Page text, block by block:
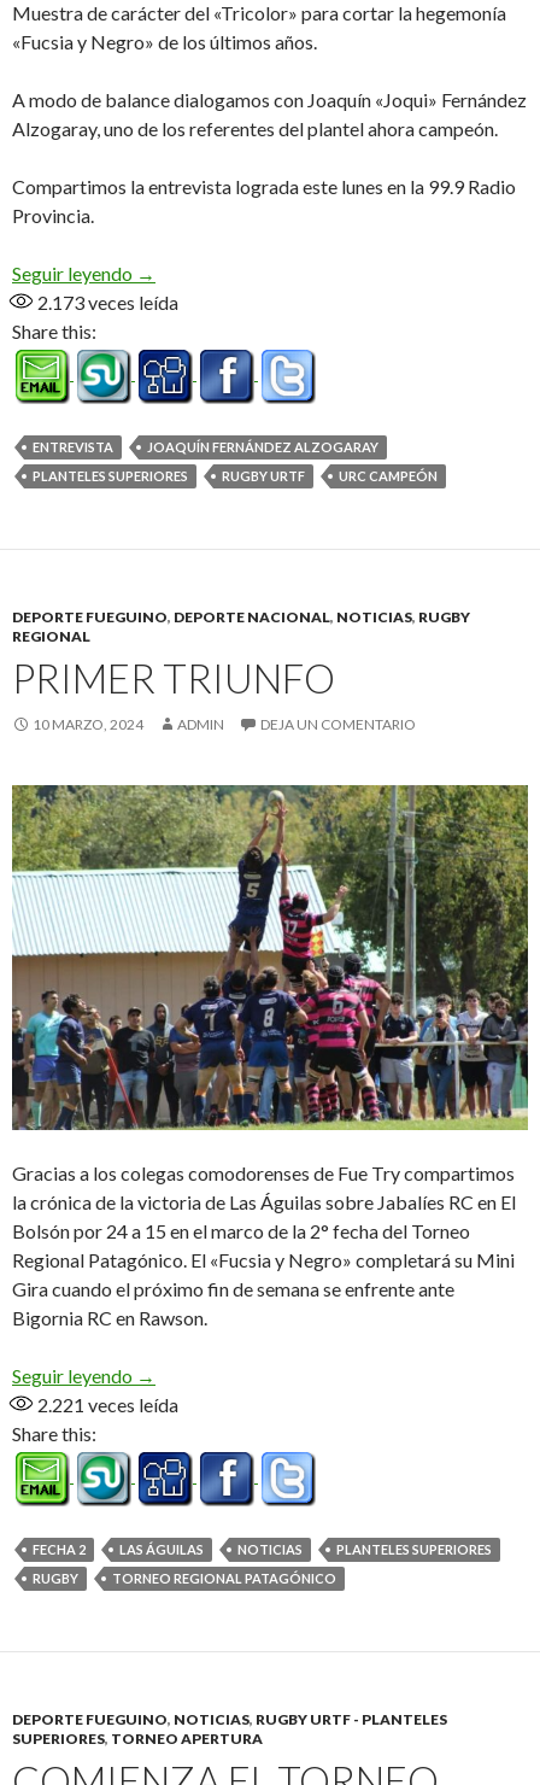
Muestra de carácter del «Tricolor» para cortar la hegemonía
«Fucsia y Negro» de los últimos años.
A modo de balance dialogamos con Joaquín «Joqui» Fernández
Alzogaray, uno de los referentes del plantel ahora campeón.
Compartimos la entrevista lograda este lunes en la 99.9 Radio
Provincia.
Seguir leyendo «Muy contentos, era algo que estábamos
→
2.173veces leída
Share this:
ENTREVISTA
JOAQUÍN FERNÁNDEZ ALZOGARAY
PLANTELES SUPERIORES
RUGBY URTF URC CAMPEÓN
DEPORTE FUEGUINO, DEPORTE NACIONAL, NOTICIAS, RUGBY
REGIONAL
PRIMER TRIUNFO
10 MARZO, 2024 ADMIN DEJA UN COMENTARIO
Gracias a los colegas comodorenses de Fue Try compartimos
la crónica de la victoria de Las Águilas sobre Jabalíes RC en El
Bolsón por 24 a 15 en el marco de la 2° fecha del Torneo
Regional Patagónico. El «Fucsia y Negro» completará su Mini
Gira cuando el próximo fin de semana se enfrente ante
Bigornia RC en Rawson.
Seguir leyendo Primer triunfo
→
2.221 veces leída
Share this:
FECHA 2 LAS ÁGUILAS NOTICIAS
PLANTELES SUPERIORES
RUGBY
TORNEO REGIONAL PATAGÓNICO
DEPORTE FUEGUINO, NOTICIAS, RUGBY URTF - PLANTELES
SUPERIORES, TORNEO APERTURA